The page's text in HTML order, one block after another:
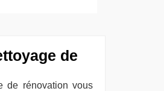
de
de rénovation vous